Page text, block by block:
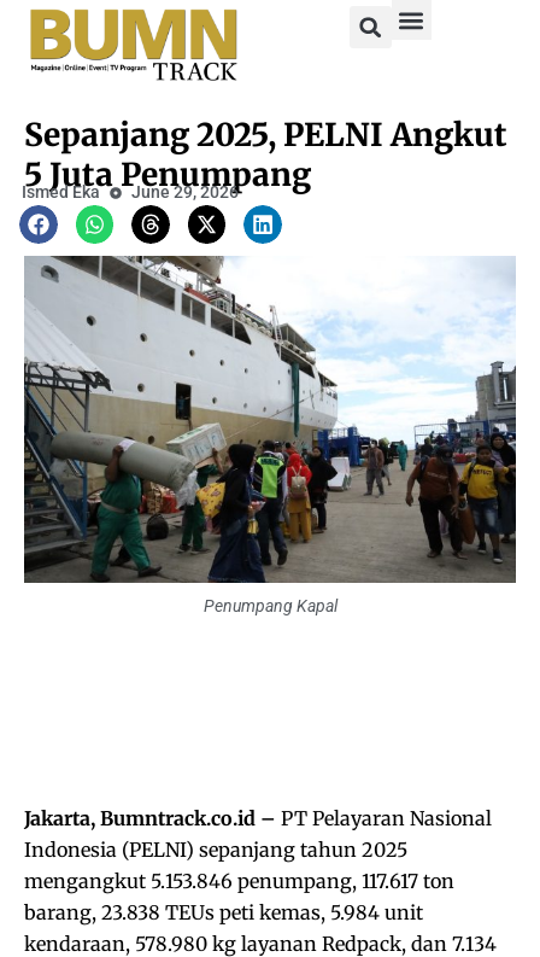
Sepanjang 2025, PELNI Angkut
5 Juta Penumpang
Ismed Eka June 29, 2026
Penumpang Kapal
Jakarta, Bumntrack.co.id – PT Pelayaran Nasional
Indonesia (PELNI) sepanjang tahun 2025
mengangkut 5.153.846 penumpang, 117.617 ton
barang, 23.838 TEUs peti kemas, 5.984 unit
kendaraan, 578.980 kg layanan Redpack, dan 7.134